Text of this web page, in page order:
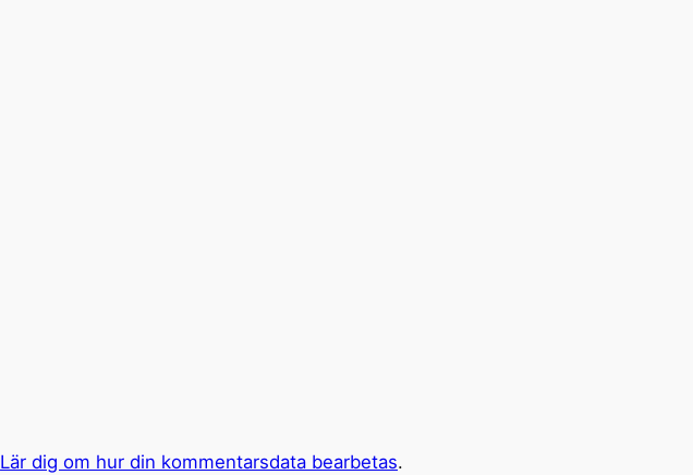
Lär dig om hur din kommentarsdata bearbetas.